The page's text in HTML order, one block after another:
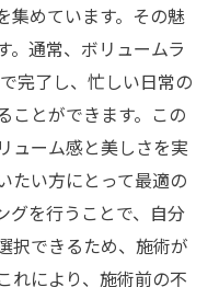
集めています。その魅
。通常、ボリュームラ
完了し、忙しい日常の
ことができます。この
ューム感と美しさを実
たい方にとって最適の
グを行うことで、自分
択できるため、施術が
れにより、施術前の不